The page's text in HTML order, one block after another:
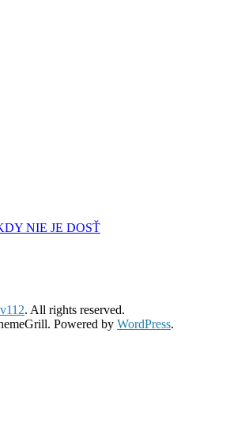
NIE JE DOSŤ
. All rights reserved.
Powered by WordPress.